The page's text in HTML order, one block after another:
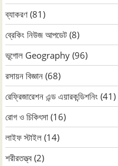
ব্যাকরণ (81)
ব্রেকিং নিউজ আপডেট (8)
ভূগোল Geography (96)
রসায়ন বিজ্ঞান (68)
রেফ্রিজারেশন এন্ড এয়ারকন্ডিশনিং (41)
রোগ ও চিকিৎসা (16)
লাইফ স্টাইল (14)
শরীরতত্ত্ব (2)